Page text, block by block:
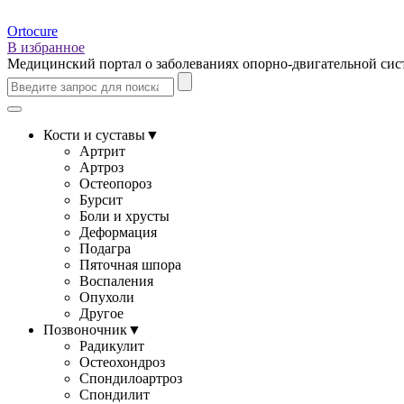
Ortocure
В избранное
Медицинский портал о заболеваниях опорно-двигательной
Кости и суставы▼
Артрит
Артроз
Остеопороз
Бурсит
Боли и хрусты
Деформация
Подагра
Пяточная шпора
Воспаления
Опухоли
Другое
Позвоночник▼
Радикулит
Остеохондроз
Спондилоартроз
Спондилит